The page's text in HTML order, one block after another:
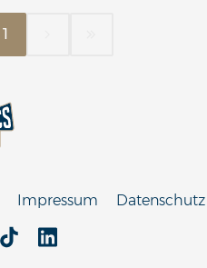
1
Impressum Datenschutz